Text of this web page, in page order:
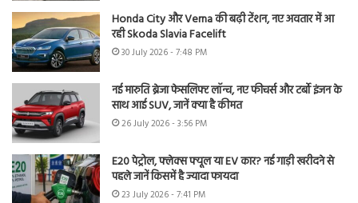
Honda City और Verna की बढ़ी टेंशन, नए अवतार में आ
रही Skoda Slavia Facelift
30 July 2026 - 7:48 PM
नई मारुति ब्रेजा फेसलिफ्ट लॉन्च, नए फीचर्स और टर्बो इंजन के
साथ आई SUV, जानें क्या है कीमत
26 July 2026 - 3:56 PM
E20 पेट्रोल, फ्लेक्स फ्यूल या EV कार? नई गाड़ी खरीदने से
पहले जानें किसमें है ज्यादा फायदा
23 July 2026 - 7:41 PM